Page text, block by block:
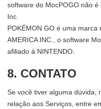
software do MocPOGO não
Inc.
POKÉMON GO é uma
AMERICA INC., o software
afiliado à NINTENDO.
8. CONTATO
Se você tiver alguma dúvida,
relação aos Serviços, entre